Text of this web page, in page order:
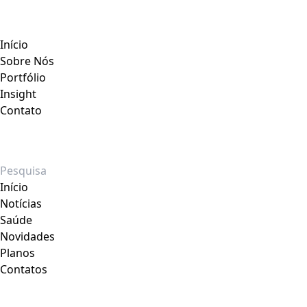
Início
Sobre Nós
Portfólio
Insight
Contato
Início
Notícias
Saúde
Novidades
Planos
Contatos